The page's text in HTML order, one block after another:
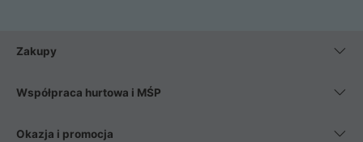
Zakupy
Współpraca hurtowa i MŚP
Okazja i promocja